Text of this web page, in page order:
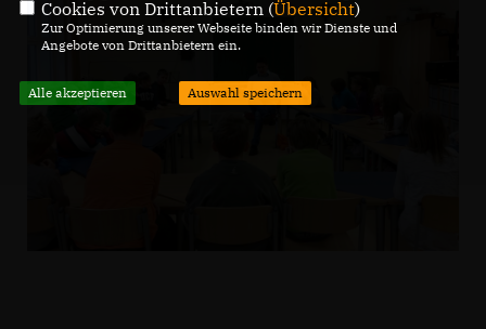
Cookies von Drittanbietern (Übersicht)
Zur Optimierung unserer Webseite binden wir Dienste und
Angebote von Drittanbietern ein.
Alle akzeptieren Auswahl speichern